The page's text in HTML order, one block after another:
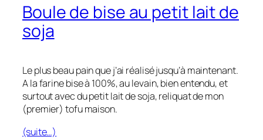
Boule de bise au petit lait de
soja
Le plus beau pain que j’ai réalisé jusqu’à maintenant.
A la farine bise à 100%, au levain, bien entendu, et
surtout avec du petit lait de soja, reliquat de mon
(premier) tofu maison.
(suite…)